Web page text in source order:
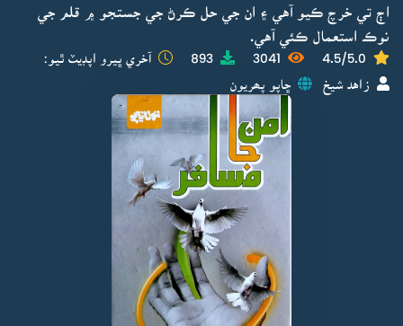
اڄ تي خرچ ڪيو آهي ۽ ان جي حل ڪرڻ جي جستجو ۾ قلم جي
نوڪ استعمال ڪئي آهي.
4.5/5.0
3041
893 آخري ڀيرو اپڊيٽ ٿيو:
زاهد شيخ ڇاپو پھريون